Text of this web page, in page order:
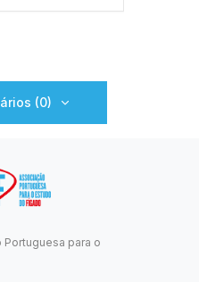
(0)
para o